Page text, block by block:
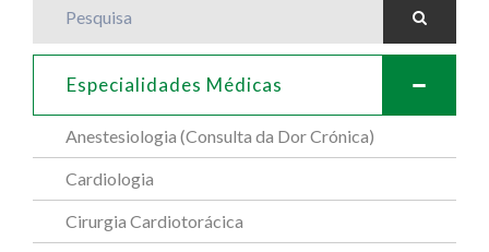
Especialidades Médicas
Anestesiologia (Consulta da Dor Crónica)
Cardiologia
Cirurgia Cardiotorácica